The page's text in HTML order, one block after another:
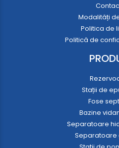
Modalități
Politica de
Politică de
Stații de
Fose
Bazine
Separatoare
Separatoare